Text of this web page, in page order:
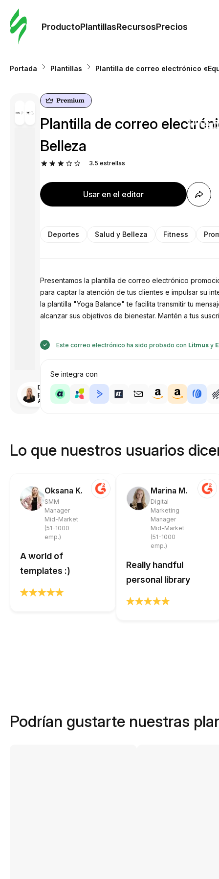
ProductoPlantillasRecursosPrecios
Portada Plantillas Plantilla de correo electrónico
Diseñado
por
Anastasiia
Plantilla de correo
Belleza
3.5 estrellas
Usar en el editor
Deportes Salud y Belleza Fitness
Presentamos la plantilla de correo electrónico
para captar la atención de tus clientes e impulsar su
la plantilla "Yoga Balance" te facilita transmitir tu
alcanzar sus objetivos de bienestar. Mantén a tus
Este correo electrónico ha sido probado con Litmus y
Se integra con
Lo que nuestros usuarios
Oksana K.
SMM
Manager
Mid-Market
(51-1000
emp.)
A world of
templates :)
Marina M.
Digital
Marketing
Manager
Mid-Market
(51-1000
emp.)
Really handful
personal library
Podrían gustarte nuestras